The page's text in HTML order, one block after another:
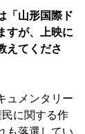
「山形国際ド
すが、上映に
えてくださ
ュメンタリー
に関する作